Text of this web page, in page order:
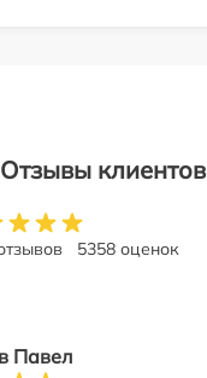
Отзывы клиентов
5358 оценок
Павел